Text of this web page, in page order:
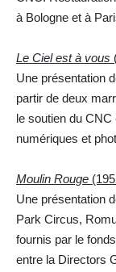
à Bologne et à
Le Ciel est à vous
Une présentation
partir de deux
le soutien du
numériques et
Moulin Rouge
Une présentation
Park Circus,
fournis par le
entre la Directors